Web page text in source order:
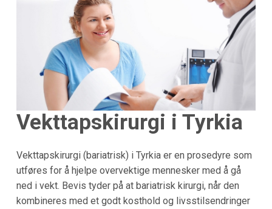
Vekttapskirurgi i Tyrkia
Vekttapskirurgi (bariatrisk) i Tyrkia er en prosedyre som
utføres for å hjelpe overvektige mennesker med å gå
ned i vekt. Bevis tyder på at bariatrisk kirurgi, når den
kombineres med et godt kosthold og livsstilsendringer